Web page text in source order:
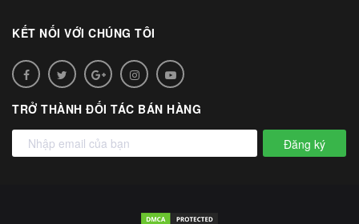
KẾT NỐI VỚI CHÚNG TÔI
TRỞ THÀNH ĐỐI TÁC BÁN HÀNG
Đăng ký